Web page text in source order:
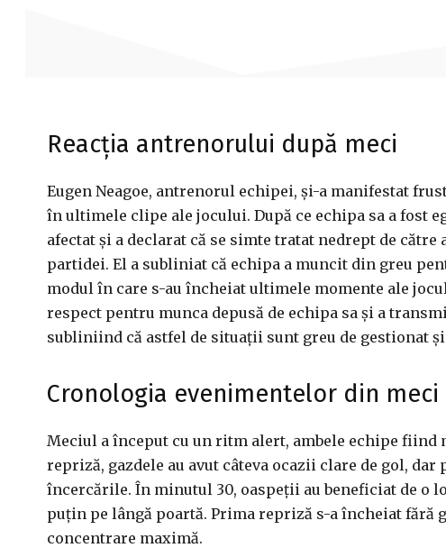
Reacția antrenorului după meci
Eugen Neagoe, antrenorul echipei, și-a manifestat
în ultimele clipe ale jocului. După ce echipa sa a fost
afectat și a declarat că se simte tratat nedrept de
partidei. El a subliniat că echipa a muncit din greu
modul în care s-au încheiat ultimele momente ale
respect pentru munca depusă de echipa sa și a
subliniind că astfel de situații sunt greu de gestionat
Cronologia evenimentelor din meci
Meciul a început cu un ritm alert, ambele echipe
repriză, gazdele au avut câteva ocazii clare de gol,
încercările. În minutul 30, oaspeții au beneficiat de o
puțin pe lângă poartă. Prima repriză s-a încheiat fără
concentrare maximă.